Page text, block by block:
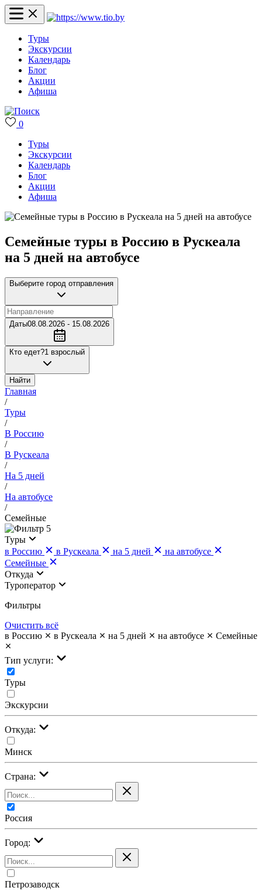
Туры
Экскурсии
Календарь
Блог
Акции
Афиша
0
Туры
Экскурсии
Календарь
Блог
Акции
Афиша
Семейные туры в Россию в Рускеала
на 5 дней на автобусе
Выберите город отправления
Даты08.08.2026 - 15.08.2026
Кто едет?1 взрослый
Найти
Главная
/
Туры
/
В Россию
/
В Рускеала
/
На 5 дней
/
На автобусе
/
Семейные
5
Туры
в Россию
в Рускеала на 5 дней
на автобусе
Семейные
Откуда
Туроператор
Фильтры
Очистить всё
в Россию
в Рускеала на 5 дней на автобусе Семейные
Тип услуги:
Туры
Экскурсии
Откуда:
Минск
Страна:
Россия
Город:
Петрозаводск